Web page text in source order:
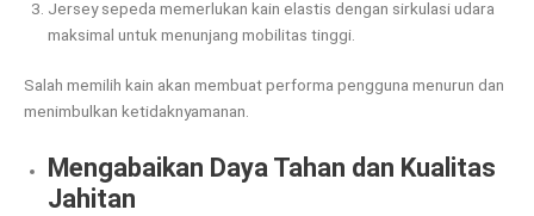
Jersey sepeda memerlukan kain elastis dengan sirkulasi udara
maksimal untuk menunjang mobilitas tinggi.
Salah memilih kain akan membuat performa pengguna menurun dan
menimbulkan ketidaknyamanan.
Mengabaikan Daya Tahan dan Kualitas
Jahitan